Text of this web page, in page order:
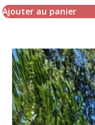
Ajouter au panier